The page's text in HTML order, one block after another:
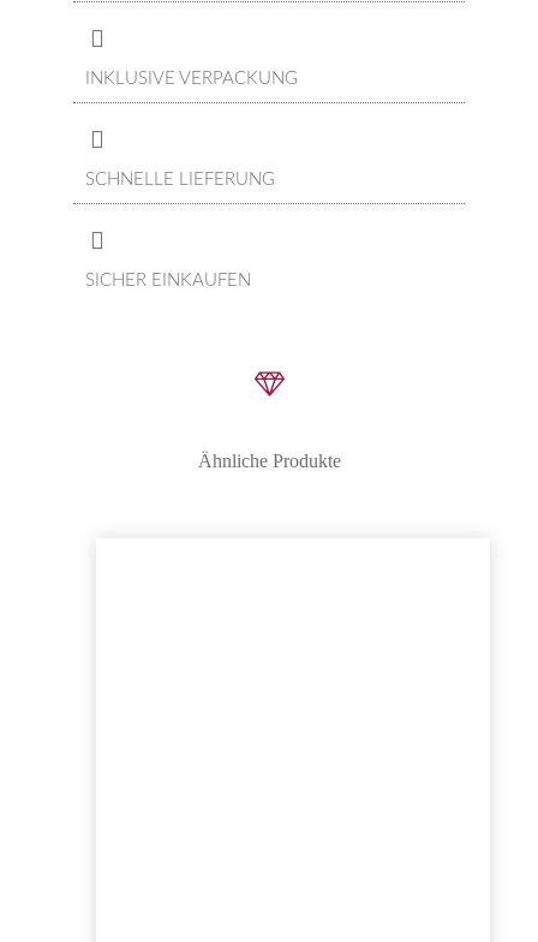
INKLUSIVE VERPACKUNG
SCHNELLE LIEFERUNG
SICHER EINKAUFEN
Ähnliche Produkte